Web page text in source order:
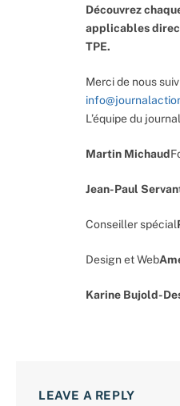
Découvrez
applicables
TPE.
Merci de nous
L’équipe du
Martin Michaud
Jean-Paul
Conseiller spécial
Design et Web
Karine Bujold-
LEAVE A REPLY